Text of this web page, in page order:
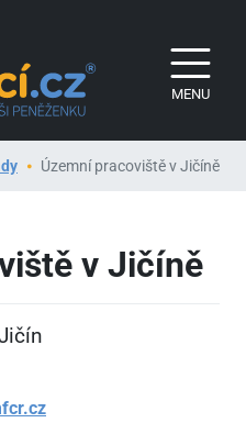
MENU
Územní pracoviště v Jičíně
v Jičíně